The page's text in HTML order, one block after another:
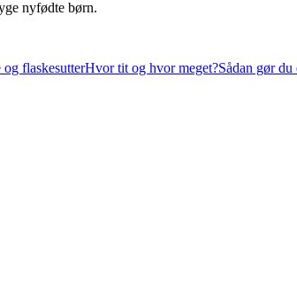
nyfødte børn.
flaskesutterHvor tit og hvor meget?Sådan gør